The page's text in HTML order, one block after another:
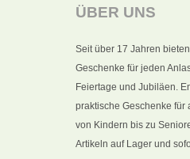
ÜBER UNS
Seit über 17 Jahren
Geschenke für jeden
Feiertage und Jubiläen.
praktische Geschenke für
von Kindern bis zu
Artikeln auf Lager und